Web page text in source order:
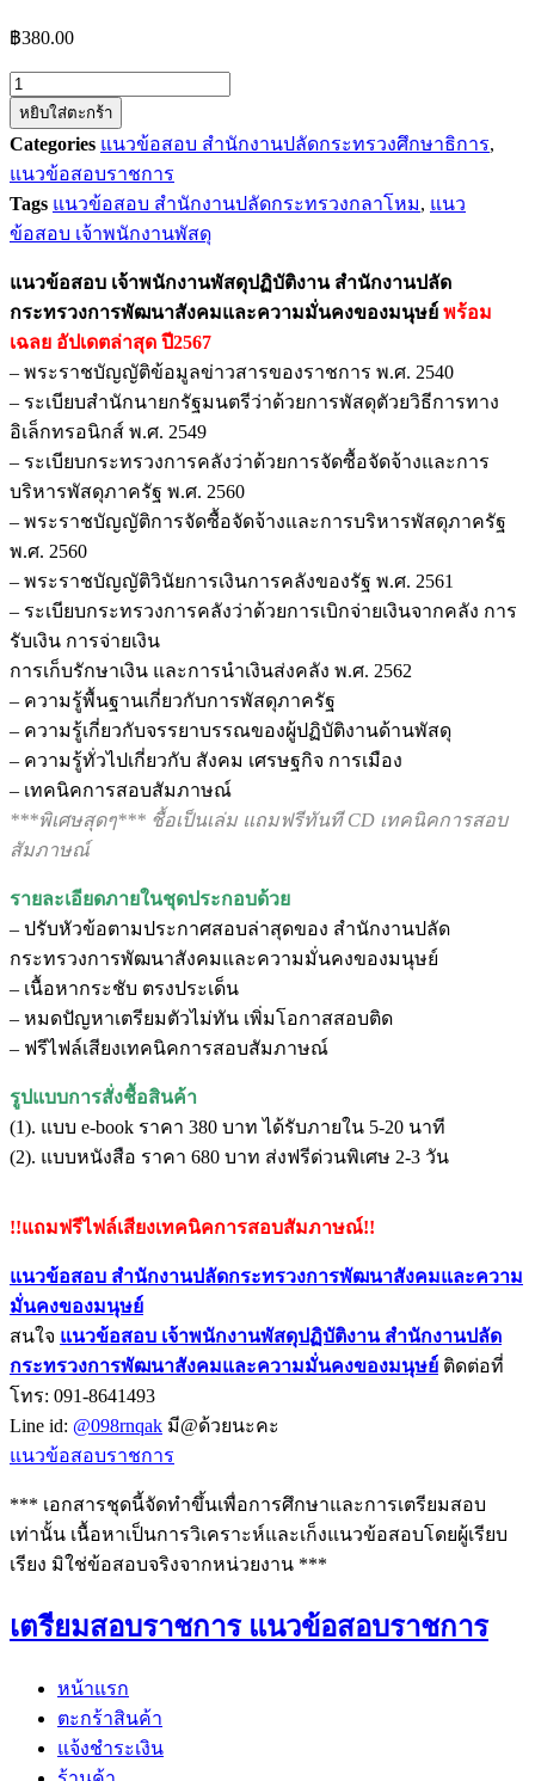
฿380.00
จำนวน
แนว
ข้อสอบ
เจ้า
พนักงาน
พัสดุ
งาน
สำนักงาน
ปลัด
กระทรวง
การ
พัฒนา
สังคม
และ
ความ
มั่นคง
ของ
มนุษย์
ชิ้น
หยิบใส่ตะกร้า
Categories แนวข้อสอบ สำนักงานปลัดกระทรวงศึกษาธิการ,
แนวข้อสอบราชการ
Tags แนวข้อสอบ สำนักงานปลัดกระทรวงกลาโหม, แนว
ข้อสอบ เจ้าพนักงานพัสดุ
แนวข้อสอบ เจ้าพนักงานพัสดุปฏิบัติงาน สำนักงานปลัด
กระทรวงการพัฒนาสังคมและความมั่นคงของมนุษย์ พร้อม
เฉลย อัปเดตล่าสุด ปี2567
– พระราชบัญญัติข้อมูลข่าวสารของราชการ พ.ศ. 2540
– ระเบียบสำนักนายกรัฐมนตรีว่าด้วยการพัสดุตัวยวิธีการทาง
อิเล็กทรอนิกส์ พ.ศ. 2549
– ระเบียบกระทรวงการคลังว่าด้วยการจัดซื้อจัดจ้างและการ
บริหารพัสดุภาครัฐ พ.ศ. 2560
– พระราชบัญญัติการจัดซื้อจัดจ้างและการบริหารพัสดุภาครัฐ
พ.ศ. 2560
– พระราชบัญญัติวินัยการเงินการคลังของรัฐ พ.ศ. 2561
– ระเบียบกระทรวงการคลังว่าด้วยการเบิกจ่ายเงินจากคลัง การ
รับเงิน การจ่ายเงิน
การเก็บรักษาเงิน และการนำเงินส่งคลัง พ.ศ. 2562
– ความรู้พื้นฐานเกี่ยวกับการพัสดุภาครัฐ
– ความรู้เกี่ยวกับจรรยาบรรณของผู้ปฏิบัติงานด้านพัสดุ
– ความรู้ทั่วไปเกี่ยวกับ สังคม เศรษฐกิจ การเมือง
– เทคนิคการสอบสัมภาษณ์
***พิเศษสุดๆ*** ชื้อเป็นเล่ม แถมฟรีทันที CD เทคนิคการสอบ
สัมภาษณ์
รายละเอียดภายในชุดประกอบด้วย
– ปรับหัวข้อตามประกาศสอบล่าสุดของ สำนักงานปลัด
กระทรวงการพัฒนาสังคมและความมั่นคงของมนุษย์
– เนื้อหากระชับ ตรงประเด็น
– หมดปัญหาเตรียมตัวไม่ทัน เพิ่มโอกาสสอบติด
– ฟรีไฟล์เสียงเทคนิคการสอบสัมภาษณ์
รูปแบบการสั่งชื้อสินค้า
(1). แบบ e-book ราคา 380 บาท ได้รับภายใน 5-20 นาที
(2). แบบหนังสือ ราคา 680 บาท ส่งฟรีด่วนพิเศษ 2-3 วัน
!!แถมฟรีไฟล์เสียงเทคนิคการสอบสัมภาษณ์!!
แนวข้อสอบ สำนักงานปลัดกระทรวงการพัฒนาสังคมและความ
มั่นคงของมนุษย์
สนใจ แนวข้อสอบ เจ้าพนักงานพัสดุปฏิบัติงาน สำนักงานปลัด
กระทรวงการพัฒนาสังคมและความมั่นคงของมนุษย์ ติดต่อที่
โทร: 091-8641493
Line id: @098rnqak มี@ด้วยนะคะ
แนวข้อสอบราชการ
*** เอกสารชุดนี้จัดทำขึ้นเพื่อการศึกษาและการเตรียมสอบ
เท่านั้น เนื้อหาเป็นการวิเคราะห์และเก็งแนวข้อสอบโดยผู้เรียบ
เรียง มิใช่ข้อสอบจริงจากหน่วยงาน ***
เตรียมสอบราชการ แนวข้อสอบราชการ
หน้าแรก
ตะกร้าสินค้า
แจ้งชำระเงิน